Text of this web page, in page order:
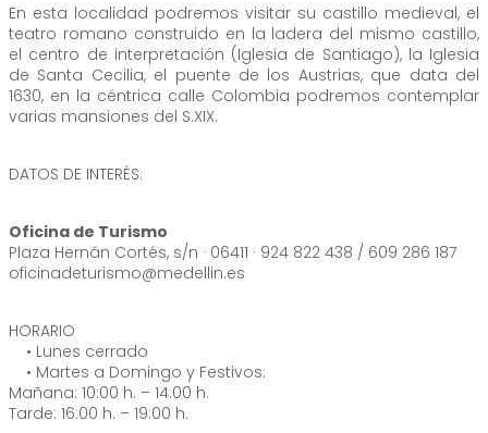
En esta localidad podremos visitar su castillo medieval, el
teatro romano construido en la ladera del mismo castillo,
el centro de interpretación (Iglesia de Santiago), la Iglesia
de Santa Cecilia, el puente de los Austrias, que data del
1630, en la céntrica calle Colombia podremos contemplar
varias mansiones del S.XIX.
DATOS DE INTERÉS:
Oficina de Turismo
Plaza Hernán Cortés, s/n · 06411 · 924 822 438 / 609 286 187
oficinadeturismo@medellin.es
HORARIO
• Lunes cerrado
• Martes a Domingo y Festivos:
Mañana: 10:00 h. – 14:00 h.
Tarde: 16:00 h. – 19:00 h.